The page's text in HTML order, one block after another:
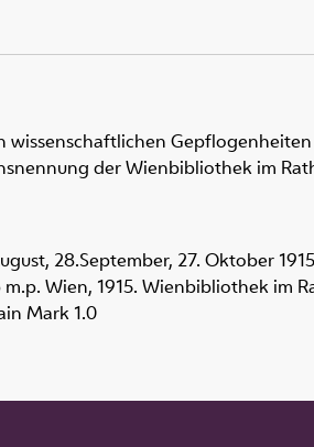
wissenschaftlichen
der Wienbibliothek im
28.September, 27. Oktober
Wien, 1915. Wienbibliothek im
Mark 1.0